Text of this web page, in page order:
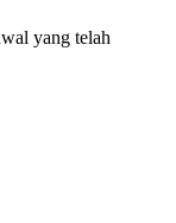
yang telah